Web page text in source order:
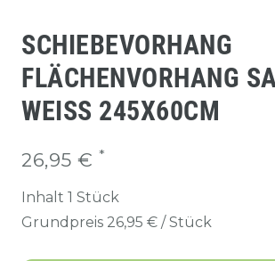
SCHIEBEVORHANG
FLÄCHENVORHANG
WEISS 245X60CM
26,95 € *
Inhalt 1 Stück
Grundpreis 26,95 € / Stück